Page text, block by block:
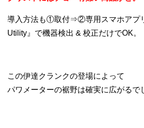
導入方法も①取付⇒②専用スマホアプ
Utility』で機器検出 & 校正だけでOK。
この伊達クランクの登場によって
パワメーターの裾野は確実に広がるで